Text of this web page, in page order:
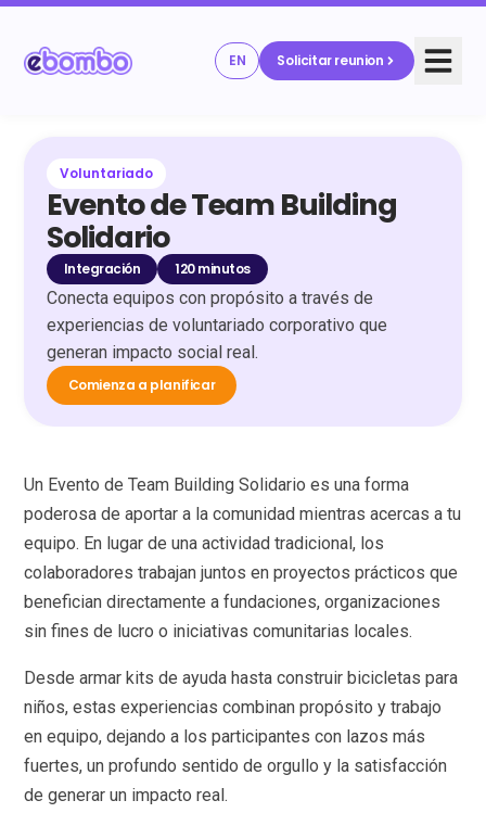
EN Solicitar reunion
Voluntariado
Evento de Team Building
Solidario
Integración 120 minutos
Conecta equipos con propósito a través de
experiencias de voluntariado corporativo que
generan impacto social real.
Comienza a planificar
Un Evento de Team Building Solidario es una forma
poderosa de aportar a la comunidad mientras acercas a tu
equipo. En lugar de una actividad tradicional, los
colaboradores trabajan juntos en proyectos prácticos que
benefician directamente a fundaciones, organizaciones
sin fines de lucro o iniciativas comunitarias locales.
Desde armar kits de ayuda hasta construir bicicletas para
niños, estas experiencias combinan propósito y trabajo
en equipo, dejando a los participantes con lazos más
fuertes, un profundo sentido de orgullo y la satisfacción
de generar un impacto real.